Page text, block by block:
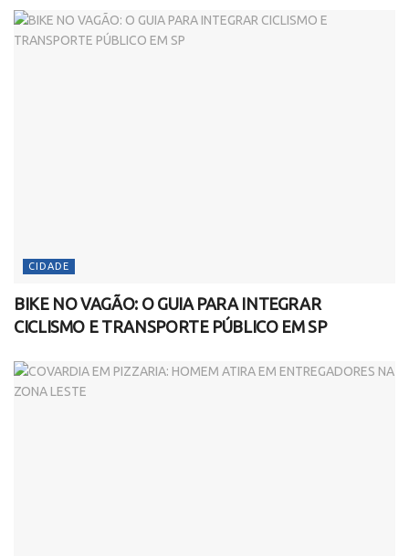
CIDADE
BIKE NO VAGÃO: O GUIA PARA INTEGRAR
CICLISMO E TRANSPORTE PÚBLICO EM SP